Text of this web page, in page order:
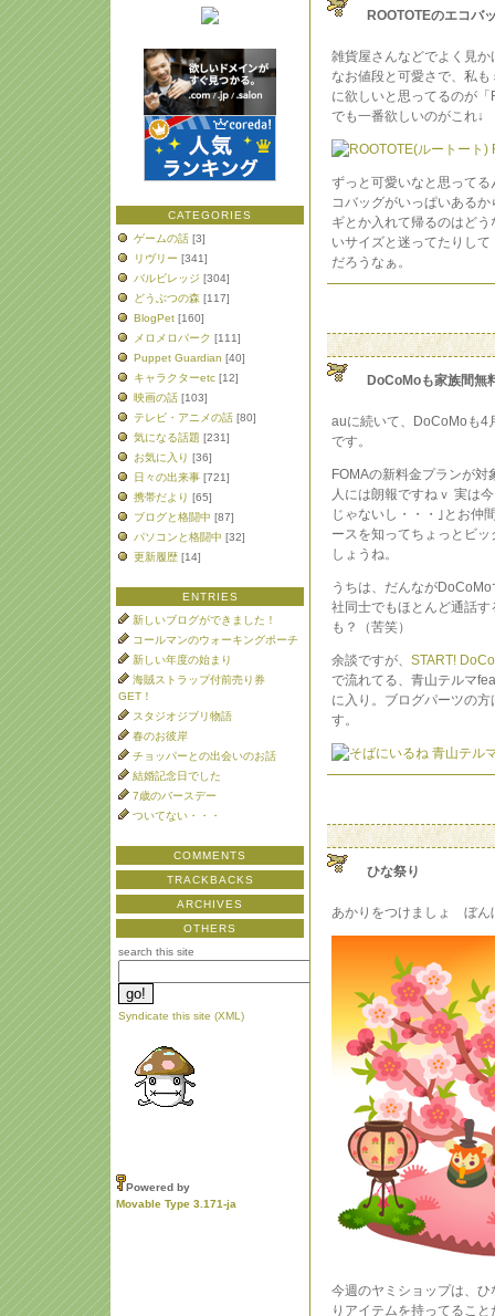
CATEGORIES
ゲームの話 [3]
リヴリー [341]
バルビレッジ [304]
どうぶつの森 [117]
BlogPet [160]
メロメロパーク [111]
Puppet Guardian [40]
キャラクターetc [12]
映画の話 [103]
テレビ・アニメの話 [80]
気になる話題 [231]
お気に入り [36]
日々の出来事 [721]
携帯だより [65]
ブログと格闘中 [87]
パソコンと格闘中 [32]
更新履歴 [14]
ENTRIES
新しいブログができました！
コールマンのウォーキングポーチ
新しい年度の始まり
海賊ストラップ付前売り券
GET！
スタジオジブリ物語
春のお彼岸
チョッパーとの出会いのお話
結婚記念日でした
7歳のバースデー
ついてない・・・
COMMENTS
TRACKBACKS
ARCHIVES
OTHERS
search this site
Syndicate this site (XML)
Powered by
Movable Type 3.171-ja
ROOTOTEのエコバ
雑貨屋さんなどでよく見か
なお値段と可愛さで、私
に欲しいと思ってるのが
でも一番欲しいのがこれ↓
ずっと可愛いなと思って
コバッグがいっぱいある
ギとか入れて帰るのはど
いサイズと迷ってたりし
だろうなぁ。
DoCoMoも家族間無
auに続いて、DoCoMoも4
です。
FOMAの新料金プランが
人には朗報ですねｖ 実は
じゃないし・・・｣とお仲
ースを知ってちょっとビ
しょうね。
うちは、だんなが
社同士でもほとんど通話
も？（苦笑）
余談ですが、 START!
で流れてる、青山テルマ
に入り。ブログパーツの
す。
ひな祭り
あかりをつけましょ ぼん
今週のヤミショップは、
りアイテムを持ってるこ